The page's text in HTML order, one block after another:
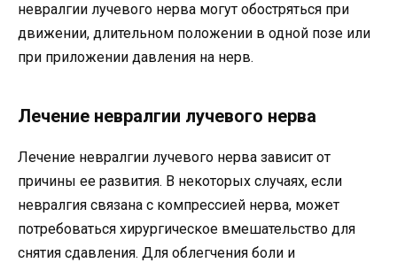
невралгии лучевого нерва могут обостряться при
движении, длительном положении в одной позе или
при приложении давления на нерв.
Лечение невралгии лучевого нерва
Лечение невралгии лучевого нерва зависит от
причины ее развития. В некоторых случаях, если
невралгия связана с компрессией нерва, может
потребоваться хирургическое вмешательство для
снятия сдавления. Для облегчения боли и